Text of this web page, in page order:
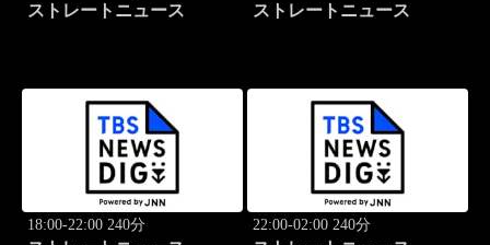
ストレートニュース ストレートニュース
18:00-22:00 240分 22:00-02:00 240分